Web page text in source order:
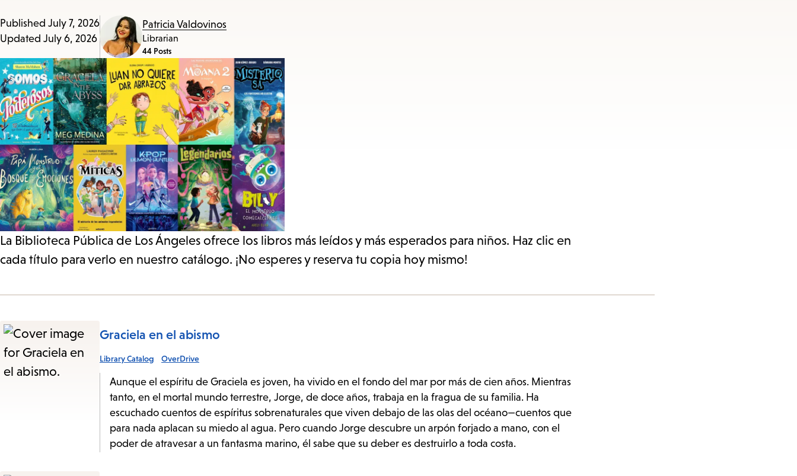
Published July 7, 2026
Updated July 6, 2026
Patricia Valdovinos
Librarian
44 Posts
La Biblioteca Pública de Los Ángeles ofrece los libros más leídos y más esperados para niños. Haz clic en
cada título para verlo en nuestro catálogo. ¡No esperes y reserva tu copia hoy mismo!
Graciela en el abismo
Library Catalog OverDrive
Aunque el espíritu de Graciela es joven, ha vivido en el fondo del mar por más de cien años. Mientras
tanto, en el mortal mundo terrestre, Jorge, de doce años, trabaja en la fragua de su familia. Ha
escuchado cuentos de espíritus sobrenaturales que viven debajo de las olas del océano—cuentos que
para nada aplacan su miedo al agua. Pero cuando Jorge descubre un arpón forjado a mano, con el
poder de atravesar a un fantasma marino, él sabe que su deber es destruirlo a toda costa.